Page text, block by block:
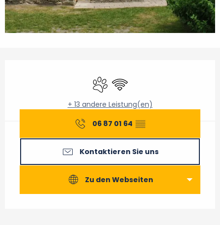
Tiere erlaubt
Wi-Fi
+ 13 andere Leistung(en)
06 87 01 64 ▒▒
Kontaktieren Sie uns
Zu den Webseiten